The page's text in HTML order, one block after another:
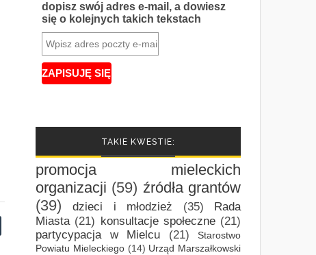
dopisz swój adres e-mail, a dowiesz
się o kolejnych takich tekstach
TAKIE KWESTIE:
promocja mieleckich
organizacji (59) źródła grantów
(39)
dzieci i młodzież (35)
Rada
Miasta (21) konsultacje społeczne (21)
partycypacja w Mielcu
(21)
Starostwo
Powiatu Mieleckiego (14) Urząd Marszałkowski